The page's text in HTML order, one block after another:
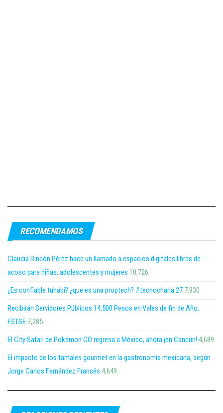
RECOMENDAMOS
Claudia Rincón Pérez hace un llamado a espacios digitales libres de
acoso para niñas, adolescentes y mujeres 10,726
¿Es confiable tuhabi? ¿que es una proptech? #tecnocharla 27 7,930
Recibirán Servidores Públicos 14,500 Pesos en Vales de fin de Año,
FSTSE 7,285
El City Safari de Pokémon GO regresa a México, ahora ¡en Cancún! 4,689
El impacto de los tamales gourmet en la gastronomía mexicana, según
Jorge Carlos Fernández Francés 4,649